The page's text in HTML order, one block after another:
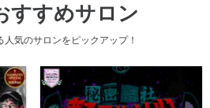
すすめサロン
人気のサロンをピックアップ！